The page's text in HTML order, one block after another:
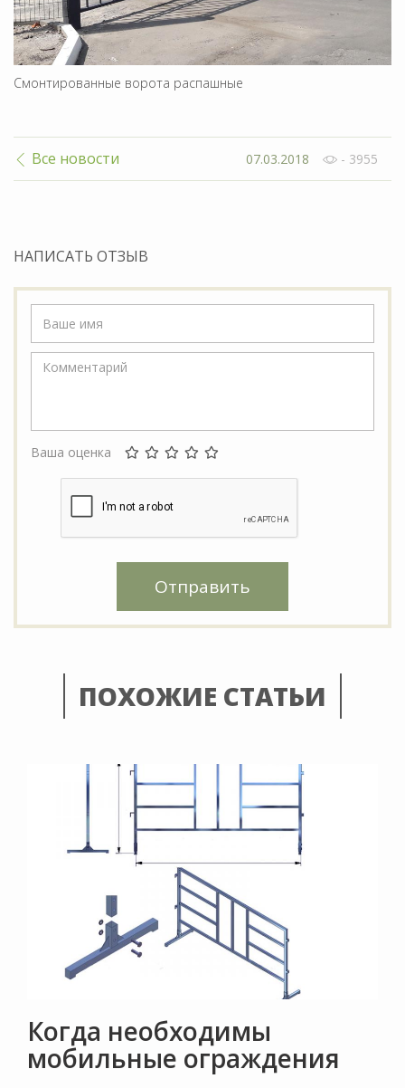
Смонтированные ворота распашные
Все новости 07.03.2018 - 3955
НАПИСАТЬ ОТЗЫВ
Ваша оценка
Отправить
ПОХОЖИЕ СТАТЬИ
Когда необходимы
мобильные ограждения